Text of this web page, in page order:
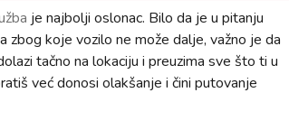
je najbolji oslonac. Bilo da je u pitanju
zbog koje vozilo ne može dalje, važno je da
tačno na lokaciju i preuzima sve što ti u
već donosi olakšanje i čini putovanje